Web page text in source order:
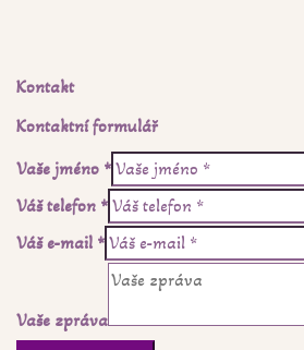
Kontakt
Kontaktní formulář
Vaše jméno *
Váš telefon *
Váš e-mail *
Vaše zpráva